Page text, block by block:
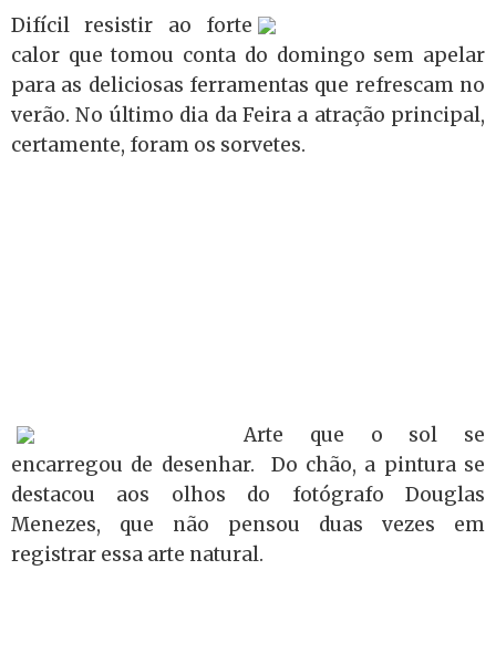
Difícil resistir ao forte
calor que tomou conta do domingo sem apelar
para as deliciosas ferramentas que refrescam no
verão. No último dia da Feira a atração principal,
certamente, foram os sorvetes.
Arte que o sol se
encarregou de desenhar. Do chão, a pintura se
destacou aos olhos do fotógrafo Douglas
Menezes, que não pensou duas vezes em
registrar essa arte natural.